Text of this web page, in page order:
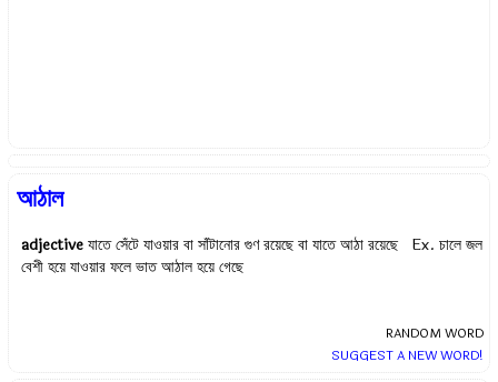
আঠাল
adjective যাতে সেঁটে যাওয়ার বা সাঁটানোর গুণ রয়েছে বা যাতে আঠা রয়েছে Ex.চালে জল
বেশী হয়ে যাওয়ার ফলে ভাত আঠাল হয়ে গেছে
RANDOM WORD
SUGGEST A NEW WORD!